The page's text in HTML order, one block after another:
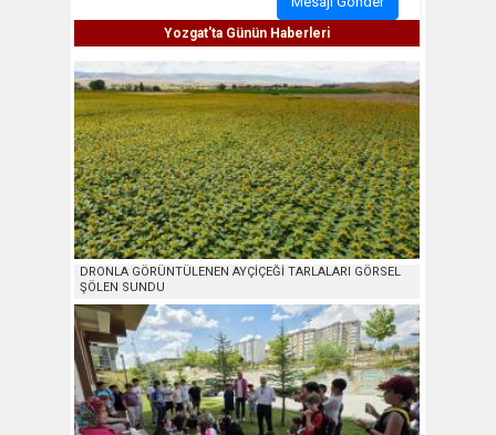
Yozgat'ta Günün Haberleri
DRONLA GÖRÜNTÜLENEN AYÇİÇEĞİ TARLALARI GÖRSEL
ŞÖLEN SUNDU